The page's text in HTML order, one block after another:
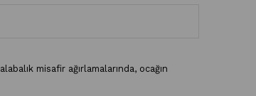
misafir ağırlamalarında, ocağın